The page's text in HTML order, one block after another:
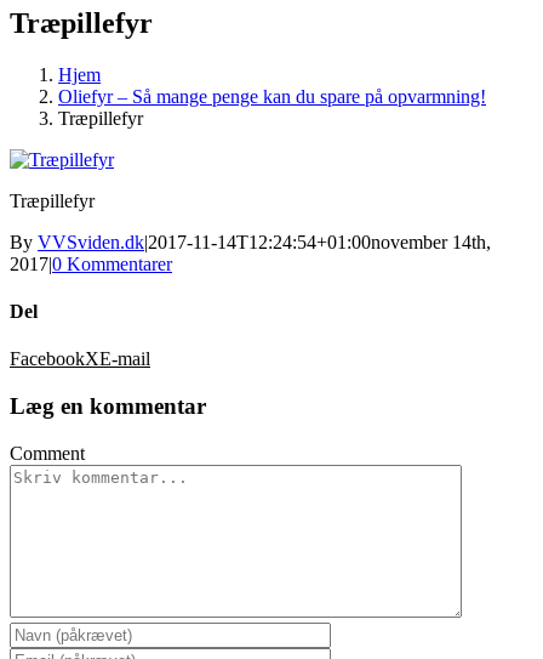
Træpillefyr
Hjem
Oliefyr – Så mange penge kan du spare på opvarmning!
Træpillefyr
Træpillefyr
By VVSviden.dk|2017-11-14T12:24:54+01:00november 14th,
2017|0 Kommentarer
Del
FacebookXE-mail
Læg en kommentar
Comment